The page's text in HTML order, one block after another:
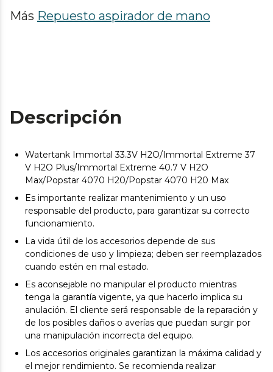
Más Repuesto aspirador de mano
Descripción
Watertank Immortal 33.3V H2O/Immortal Extreme 37
V H2O Plus/Immortal Extreme 40.7 V H2O
Max/Popstar 4070 H20/Popstar 4070 H20 Max
Es importante realizar mantenimiento y un uso
responsable del producto, para garantizar su correcto
funcionamiento.
La vida útil de los accesorios depende de sus
condiciones de uso y limpieza; deben ser reemplazados
cuando estén en mal estado.
Es aconsejable no manipular el producto mientras
tenga la garantía vigente, ya que hacerlo implica su
anulación. El cliente será responsable de la reparación y
de los posibles daños o averías que puedan surgir por
una manipulación incorrecta del equipo.
Los accesorios originales garantizan la máxima calidad y
el mejor rendimiento. Se recomienda realizar